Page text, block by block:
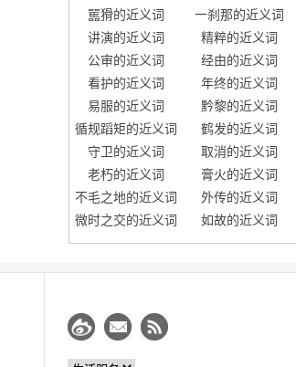
嚚猾的近义词
一刹那的近义词
讲演的近义词
精粹的近义词
公审的近义词
经由的近义词
看护的近义词
年终的近义词
易服的近义词
黔黎的近义词
循规蹈矩的近义词
鹤发的近义词
守卫的近义词
取消的近义词
老朽的近义词
膏火的近义词
不毛之地的近义词
外传的近义词
微时之交的近义词
如故的近义词